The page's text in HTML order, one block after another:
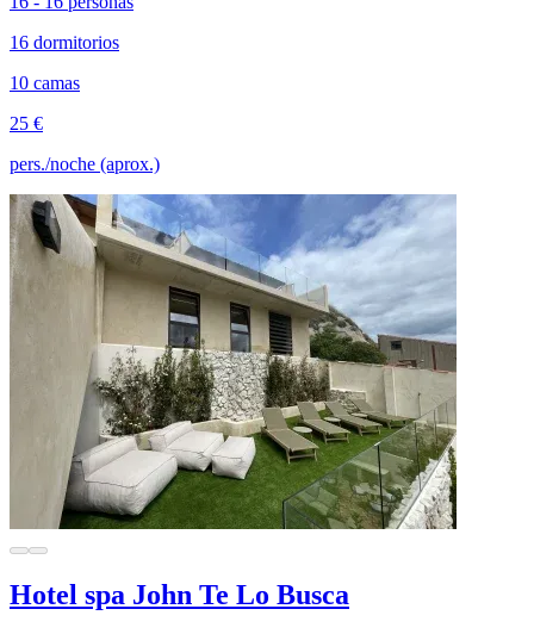
16 dormitorios
10 camas
25 €
pers./noche (aprox.)
Hotel spa John Te Lo Busca